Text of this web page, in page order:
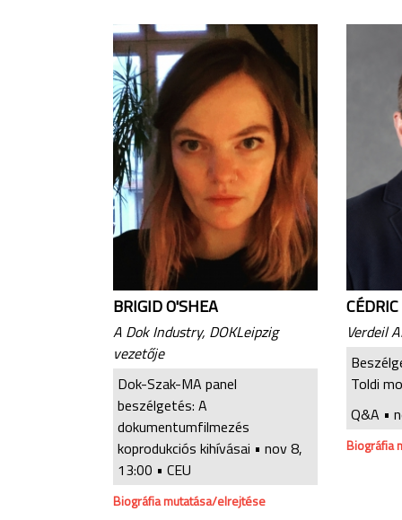
BRIGID O'SHEA
A Dok Industry, DOKLeipzig
vezetője
Dok-Szak-MA panel
beszélgetés: A
dokumentumfilmezés
koprodukciós kihívásai • nov 8,
13:00 • CEU
Biográfia mutatása/elrejtése
Verdeil
Toldi
Q&A •
Biográfia